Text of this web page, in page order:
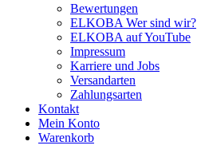
Bewertungen
ELKOBA Wer sind wir?
ELKOBA auf YouTube
Impressum
Karriere und Jobs
Versandarten
Zahlungsarten
Kontakt
Mein Konto
Warenkorb